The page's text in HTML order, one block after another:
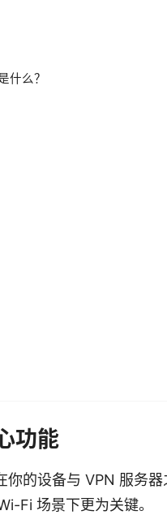
什么？
功能
的设备与 VPN 服务
Fi 场景下更为关键。